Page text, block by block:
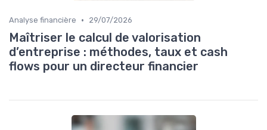
Analyse financière • 29/07/2026
Maîtriser le calcul de valorisation
d’entreprise : méthodes, taux et cash
flows pour un directeur financier